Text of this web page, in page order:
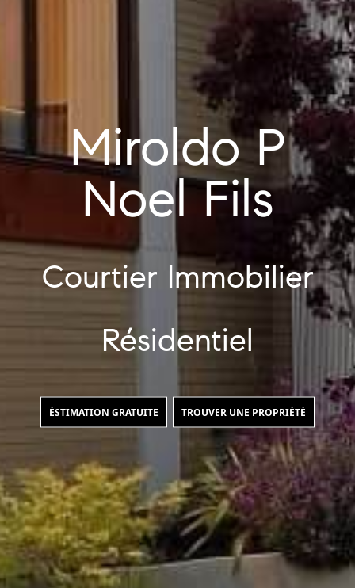
Miroldo P
Noel Fils
Courtier Immobilier
Résidentiel
ÉSTIMATION GRATUITE TROUVER UNE PROPRIÉTÉ